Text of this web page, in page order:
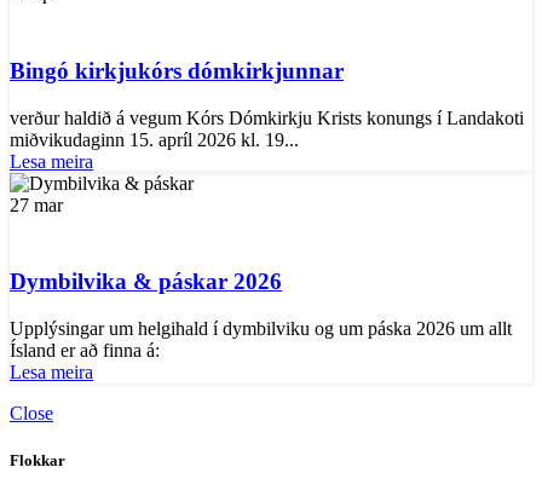
Bingó kirkjukórs dómkirkjunnar
verður haldið á vegum Kórs Dómkirkju Krists konungs í Landakoti
miðvikudaginn 15. apríl 2026 kl. 19...
Lesa meira
27 mar
Dymbilvika & páskar 2026
Upplýsingar um helgihald í dymbilviku og um páska 2026 um allt
Ísland er að finna á:
Lesa meira
Close
Flokkar